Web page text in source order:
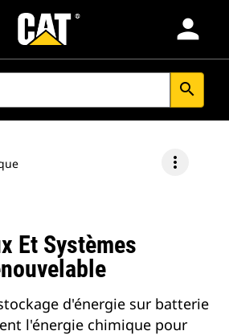
person
search
more_vert
Et Systèmes
d'énergie sur batterie
l'énergie chimique pour